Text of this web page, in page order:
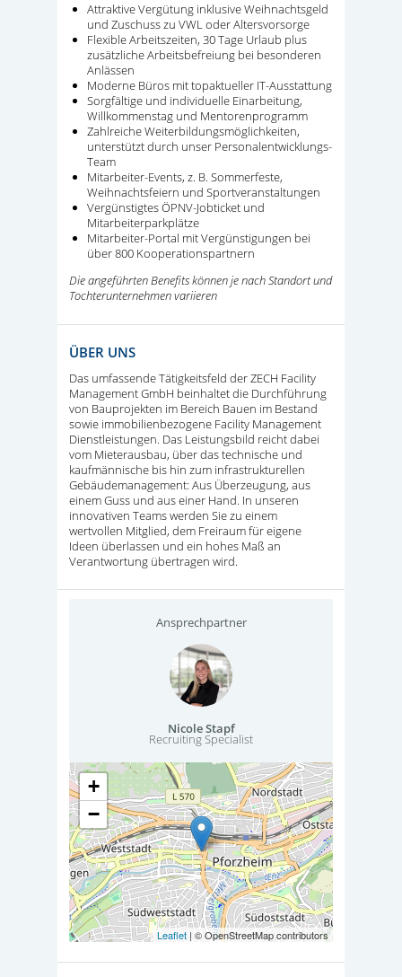
Attraktive Vergütung inklusive Weihnachtsgeld
und Zuschuss zu VWL oder Altersvorsorge
Flexible Arbeitszeiten, 30 Tage Urlaub plus
zusätzliche Arbeitsbefreiung bei besonderen
Anlässen
Moderne Büros mit topaktueller IT-Ausstattung
Sorgfältige und individuelle Einarbeitung,
Willkommenstag und Mentorenprogramm
Zahlreiche Weiterbildungsmöglichkeiten,
unterstützt durch unser Personalentwicklungs-
Team
Mitarbeiter-Events, z. B. Sommerfeste,
Weihnachtsfeiern und Sportveranstaltungen
Vergünstigtes ÖPNV-Jobticket und
Mitarbeiterparkplätze
Mitarbeiter-Portal mit Vergünstigungen bei
über 800 Kooperationspartnern
Die angeführten Benefits können je nach Standort und
Tochterunternehmen variieren
ÜBER UNS
Das umfassende Tätigkeitsfeld der ZECH Facility
Management GmbH beinhaltet die Durchführung
von Bauprojekten im Bereich Bauen im Bestand
sowie immobilienbezogene Facility Management
Dienstleistungen. Das Leistungsbild reicht dabei
vom Mieterausbau, über das technische und
kaufmännische bis hin zum infrastrukturellen
Gebäudemanagement: Aus Überzeugung, aus
einem Guss und aus einer Hand. In unseren
innovativen Teams werden Sie zu einem
wertvollen Mitglied, dem Freiraum für eigene
Ideen überlassen und ein hohes Maß an
Verantwortung übertragen wird.
Ansprechpartner
Nicole Stapf
Recruiting Specialist
+
−
Leaflet | © OpenStreetMap contributors